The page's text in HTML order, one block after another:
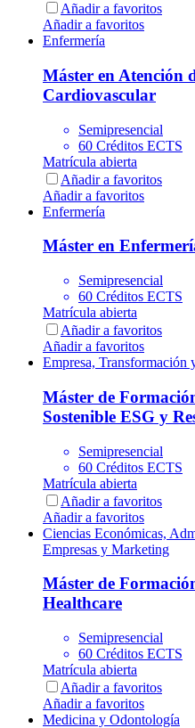
Añadir a favoritos
Añadir a favoritos
Enfermería
Máster en Atención
Cardiovascular
Semipresencial
60 Créditos ECTS
Matrícula abierta
Añadir a favoritos
Añadir a favoritos
Enfermería
Máster en
Semipresencial
60 Créditos ECTS
Matrícula abierta
Añadir a favoritos
Añadir a favoritos
Empresa, Transformación
Máster de
Sostenible ESG y
Semipresencial
60 Créditos ECTS
Matrícula abierta
Añadir a favoritos
Añadir a favoritos
Ciencias Económicas,
Empresas y Marketing
Máster de
Healthcare
Semipresencial
60 Créditos ECTS
Matrícula abierta
Añadir a favoritos
Añadir a favoritos
Medicina y Odontología